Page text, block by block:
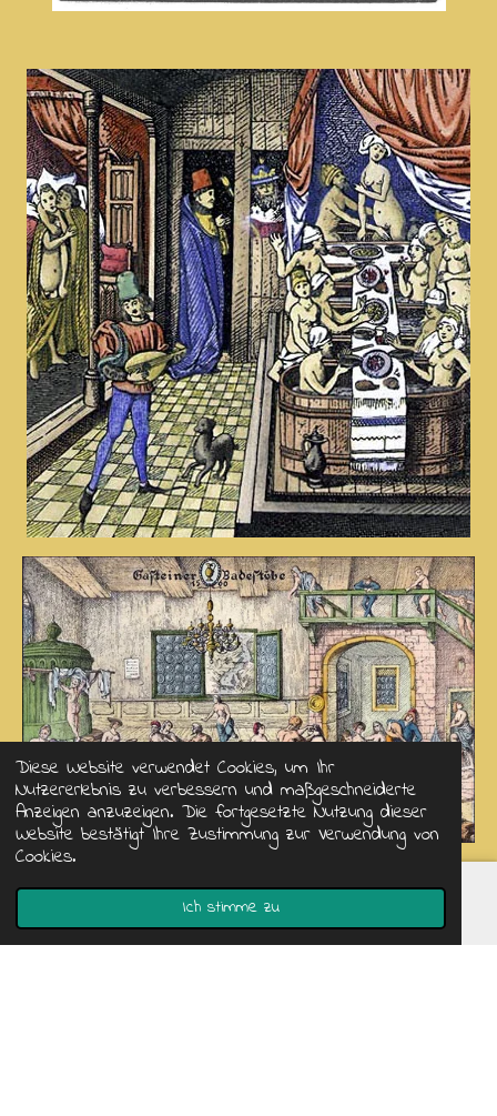
Diese Website verwendet Cookies, um Ihr
Nutzererlebnis zu verbessern und maßgeschneiderte
Anzeigen anzuzeigen. Die fortgesetzte Nutzung dieser
Website bestätigt Ihre Zustimmung zur Verwendung von
Cookies.
Ich stimme zu
Telefon